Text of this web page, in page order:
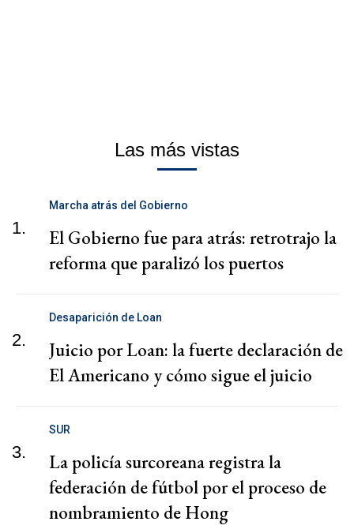
Las más vistas
1.
Marcha atrás del Gobierno
El Gobierno fue para atrás: retrotrajo la
reforma que paralizó los puertos
2.
Desaparición de Loan
Juicio por Loan: la fuerte declaración de
El Americano y cómo sigue el juicio
3.
SUR
La policía surcoreana registra la
federación de fútbol por el proceso de
nombramiento de Hong